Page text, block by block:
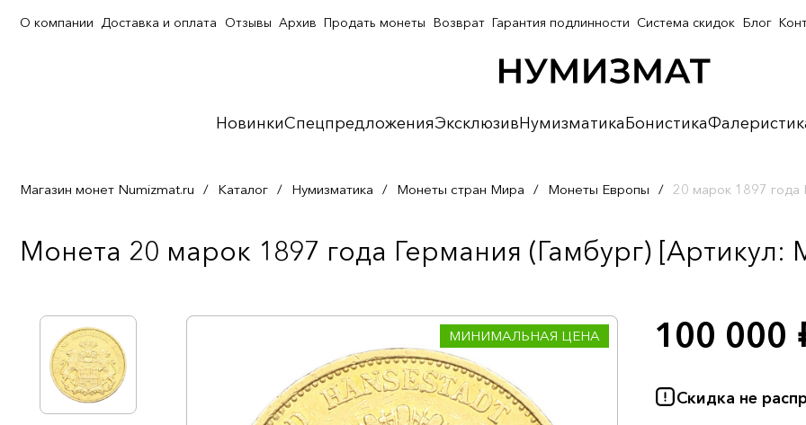
НовинкиСпецпредложенияЭксклюзивНумизматикаБонистика
О компании Доставка и оплата Отзывы Архив Продать монеты Возврат Гарантия подлинности Система скидок Блог
Магазин монет Numizmat.ru / Каталог / Нумизматика / Монеты стран Мира / Монеты Европы / 20 марок 1897 года
Монета 20 марок 1897 года Германия (Гамбург) [Артикул:
МИНИМАЛЬНАЯ ЦЕНА 100 000
Скидка не